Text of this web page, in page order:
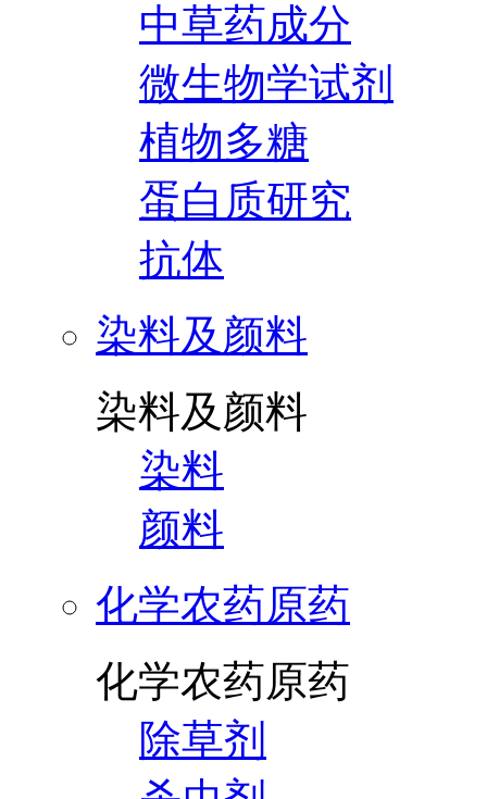
中草药成分
微生物学试剂
植物多糖
蛋白质研究
抗体
染料及颜料
染料及颜料
染料
颜料
化学农药原药
化学农药原药
除草剂